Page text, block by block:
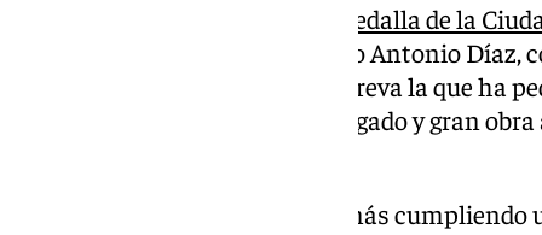
medalla de la
Adoptivo al cantaor de flamenco Antonio Díaz,
92 años. Ha sido la Peña Juan Breva la que ha
distinción de la ciudad por su legado y gran
Esta distinción se entrega además cumpliendo